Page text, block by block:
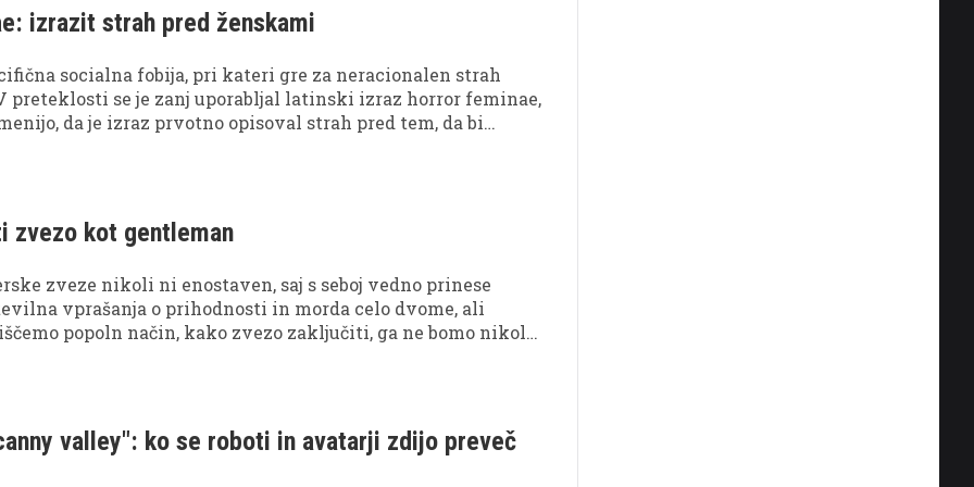
izrazit strah pred ženskami
socialna fobija, pri kateri gre za neracionalen strah
preteklosti se je zanj uporabljal latinski izraz horror feminae,
da je izraz prvotno opisoval strah pred tem, da bi
fobije, kateri so njeni najpogostejši simptomi ter kako se
zvezo kot gentleman
zveze nikoli ni enostaven, saj s seboj vedno prinese
vprašanja o prihodnosti in morda celo dvome, ali
popoln način, kako zvezo zaključiti, ga ne bomo nikoli
valley": ko se roboti in avatarji zdijo preveč